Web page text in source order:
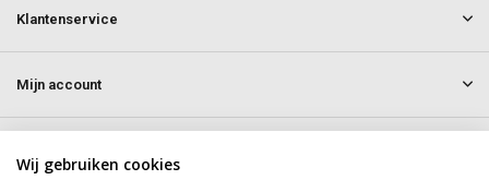
Klantenservice
Mijn account
Wij gebruiken cookies